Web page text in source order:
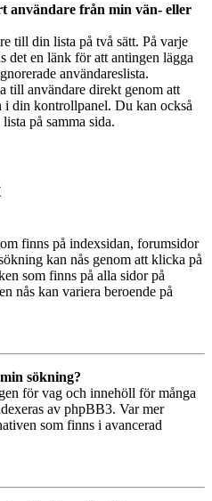
användare från min vän- eller
till din lista på två sätt. På varje
det en länk för att antingen lägga
användareslista.
till användare direkt genom att
i din kontrollpanel. Du kan också
på samma sida.
finns på indexsidan, forumsidor
kan nås genom att klicka på
som finns på alla sidor på
nås kan variera beroende på
sökning?
för vag och innehöll för många
av phpBB3. Var mer
som finns i avancerad